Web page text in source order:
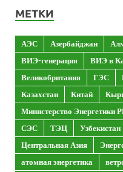
МЕТКИ
АЭС Азербайджан
ВИЭ-генерация
ВИЭ в
Великобритания
ГЭС
Казахстан
Китай
Министерство Энергетики
СЭС
ТЭЦ Узбекистан
Центральная Азия
атомная энергетика